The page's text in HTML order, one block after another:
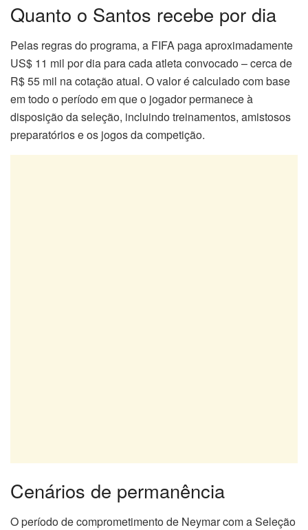
Quanto o Santos recebe por dia
Pelas regras do programa, a FIFA paga aproximadamente
US$ 11 mil por dia para cada atleta convocado – cerca de
R$ 55 mil na cotação atual. O valor é calculado com base
em todo o período em que o jogador permanece à
disposição da seleção, incluindo treinamentos, amistosos
preparatórios e os jogos da competição.
Cenários de permanência
O período de comprometimento de Neymar com a Seleção